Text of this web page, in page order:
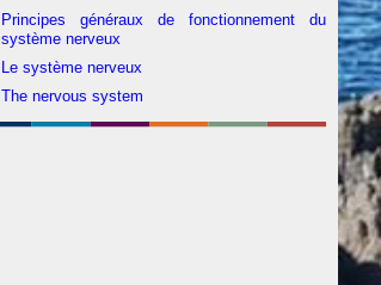
Principes généraux de fonctionnement du
système nerveux
Le système nerveux
The nervous system